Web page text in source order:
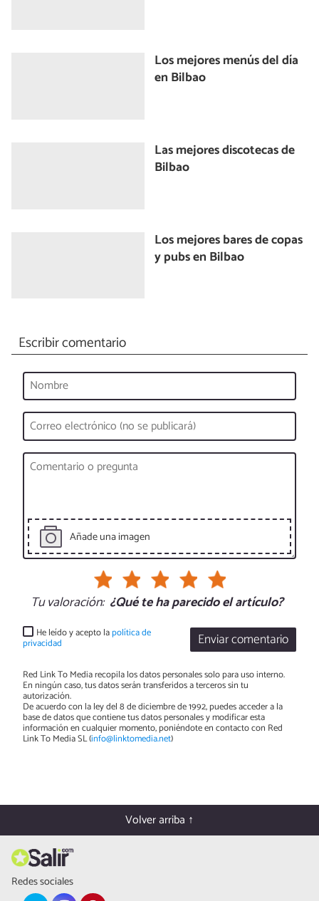
Los mejores menús del día
en Bilbao
Las mejores discotecas de
Bilbao
Los mejores bares de copas
y pubs en Bilbao
Escribir comentario
Añade una imagen
Tu valoración: ¿Qué te ha parecido el artículo?
Enviar comentario
He leído y acepto lapolítica de
privacidad
Red Link To Media recopila los datos personales solo para uso interno.
En ningún caso, tus datos serán transferidos a terceros sin tu
autorización.
De acuerdo con la ley del 8 de diciembre de 1992, puedes acceder a la
base de datos que contiene tus datos personales y modificar esta
información en cualquier momento, poniéndote en contacto con Red
Link To Media SL (info@linktomedia.net)
Volver arriba ↑
Redes sociales